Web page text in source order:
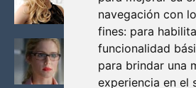
navegación con
fines: para
funcionalidad
para brindar una
experiencia en el
Junio 14, 2013
FELICITY (EMILY BETT
MAS BONITAS DE LA
Noviembre 30, 2013